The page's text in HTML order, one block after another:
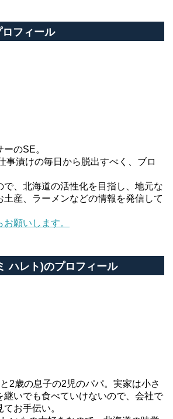
フィール
のSE。
事漬けの毎日から脱出すべく、ブロ
で、北海道の活性化を目指し、地元な
土産、ラーメンなどの情報を発信して
願いします。
ハレト)のプロフィール
2歳の息子の2児のパパ。実家は小さ
継いでも食べていけないので、会社で
お手伝い。